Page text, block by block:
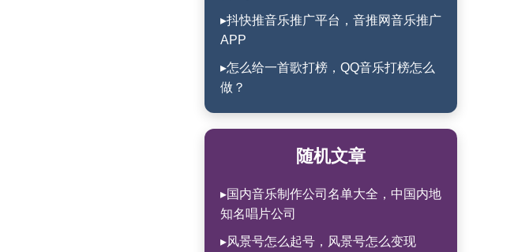
▸抖快推音乐推广平台，音推网音乐推广
APP
▸怎么给一首歌打榜，QQ音乐打榜怎么
做？
随机文章
▸国内音乐制作公司名单大全，中国内地
知名唱片公司
▸风景号怎么起号，风景号怎么变现